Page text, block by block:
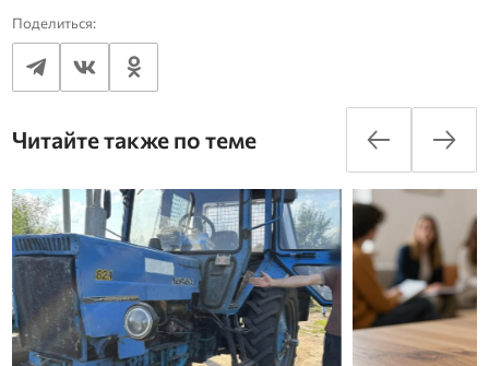
Поделиться:
Читайте также по теме